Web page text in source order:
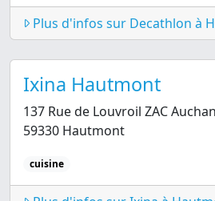
Plus d'infos sur Decathlon à
Ixina Hautmont
137 Rue de Louvroil ZAC Auchan
59330 Hautmont
cuisine